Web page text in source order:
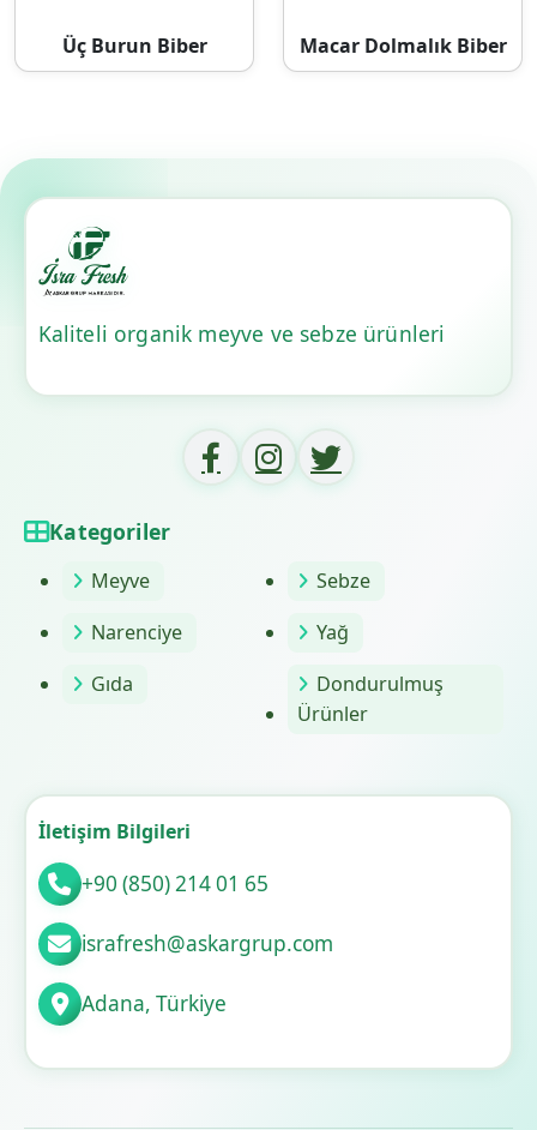
Üç Burun Biber Macar Dolmalık Biber
Kaliteli organik meyve ve sebze ürünleri
Kategoriler
Meyve
Sebze
Narenciye
Yağ
Gıda
Dondurulmuş
Ürünler
İletişim Bilgileri
+90 (850) 214 01 65
israfresh@askargrup.com
Adana, Türkiye